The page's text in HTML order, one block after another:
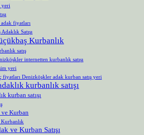
yeri
fiyatları
Satışı
Kurbanlık
satış
internetten kurbanlık satışı
yeri
Denizköşkler adak kurban satış yeri
kurbanlık satışı
kurban satışı
Kurban
ve Kurban Satışı